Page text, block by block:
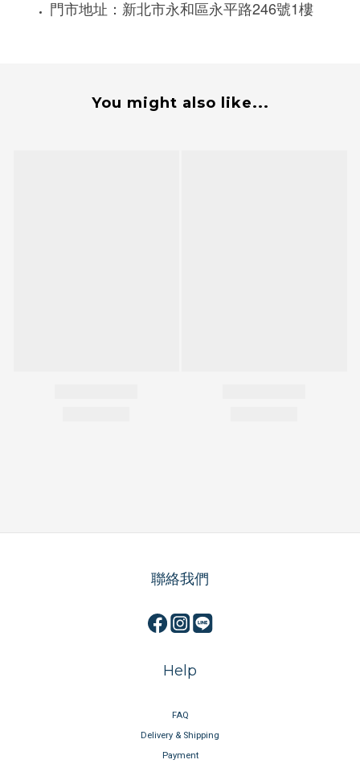
門市地址：新北市永和區永平路246號1樓
You might also like...
聯絡我們
Help
FAQ
Delivery & Shipping
Payment